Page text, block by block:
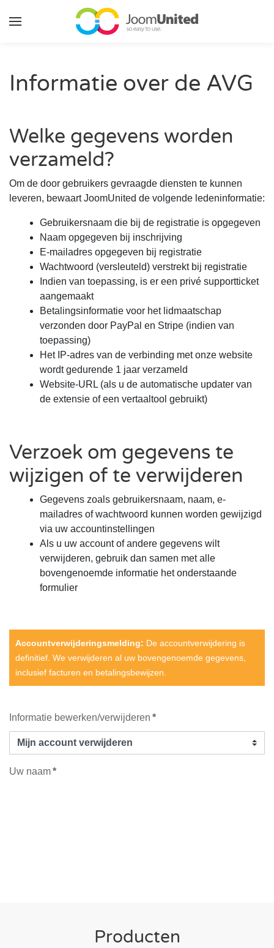
Ga naar de hoofdinhoud
Informatie over de AVG
Welke gegevens worden
verzameld?
Om de door gebruikers gevraagde diensten te kunnen
leveren, bewaart JoomUnited de volgende ledeninformatie:
Gebruikersnaam die bij de registratie is opgegeven
Naam opgegeven bij inschrijving
E-mailadres opgegeven bij registratie
Wachtwoord (versleuteld) verstrekt bij registratie
Indien van toepassing, is er een privé supportticket
aangemaakt
Betalingsinformatie voor het lidmaatschap
verzonden door PayPal en Stripe (indien van
toepassing)
Het IP-adres van de verbinding met onze website
wordt gedurende 1 jaar verzameld
Website-URL (als u de automatische updater van
de extensie of een vertaaltool gebruikt)
Verzoek om gegevens te
wijzigen of te verwijderen
Gegevens zoals gebruikersnaam, naam, e-
mailadres of wachtwoord kunnen worden gewijzigd
via uw accountinstellingen
Als u uw account of andere gegevens wilt
verwijderen, gebruik dan samen met alle
bovengenoemde informatie het onderstaande
formulier
Accountverwijderingsmelding: De accountverwijdering is
definitief. We verwijderen al uw bovengenoemde gegevens,
inclusief facturen en betalingsbewijzen.
Informatie bewerken/verwijderen *
Uw naam*
Producten